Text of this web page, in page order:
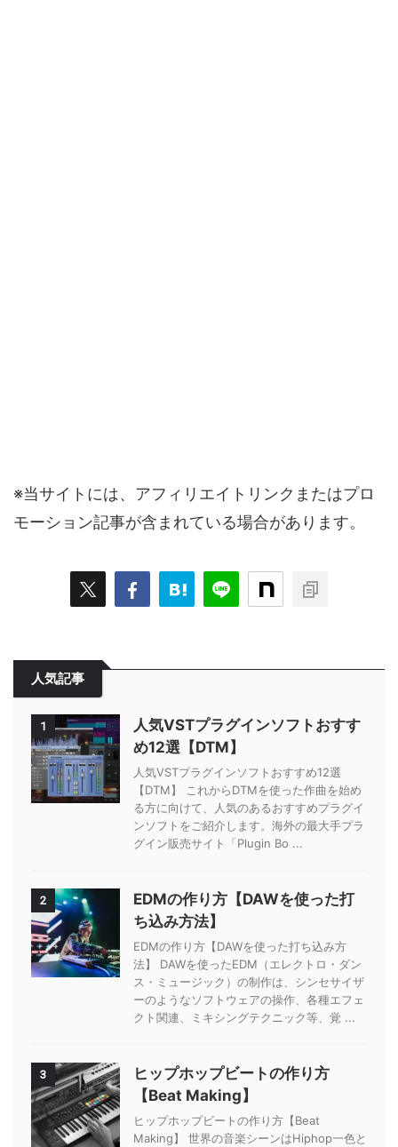
※当サイトには、アフィリエイトリンクまたはプロ
モーション記事が含まれている場合があります。
人気記事
1
人気VSTプラグインソフトおすす
め12選【DTM】
人気VSTプラグインソフトおすすめ12選
【DTM】 これからDTMを使った作曲を始め
る方に向けて、人気のあるおすすめプラグイ
ンソフトをご紹介します。海外の最大手プラ
グイン販売サイト「Plugin Bo ...
2
EDMの作り方【DAWを使った打
ち込み方法】
EDMの作り方【DAWを使った打ち込み方
法】 DAWを使ったEDM（エレクトロ・ダン
ス・ミュージック）の制作は、シンセサイザ
ーのようなソフトウェアの操作、各種エフェ
クト関連、ミキシングテクニック等、覚 ...
3
ヒップホップビートの作り方
【Beat Making】
ヒップホップビートの作り方【Beat
Making】 世界の音楽シーンはHiphop一色と